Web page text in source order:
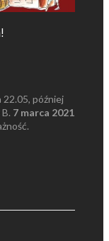
22.05, później
7 marca 2021